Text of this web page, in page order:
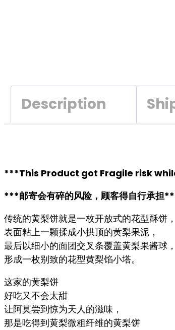
Description
***This Product got Fragile risk
***邮寄会有碎的风险，顾客得自行承担
传统的黄梨饼就是一枚开放式的花型酥饼，
表面粘上一颗揉成小拱顶的黄梨果泥，
最后以细小的面团交叉条覆盖黄梨果酱球，
形成一枚别致的花型黄梨馅小塔。
这家的黄梨饼
好吃又不会太甜
让阿莫尝到惊为天人的滋味，
那是吃得到黄梨微粗纤维的黄梨饼